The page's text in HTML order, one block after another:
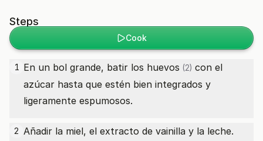
Steps
Cook
1 En un bol grande, batir los huevos (2) con el
azúcar hasta que estén bien integrados y
ligeramente espumosos.
2 Añadir la miel, el extracto de vainilla y la leche.